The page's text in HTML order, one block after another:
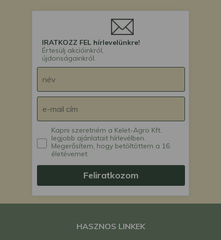
IRATKOZZ FEL hírlevelünkre!
Értesülj akcióinkról,
újdonságainkról.
Kapni szeretném a Kelet-Agro Kft.
legjobb ajánlatait hírlevélben.
Megerősítem, hogy betöltöttem a 16.
életévemet.
Feliratkozom
HASZNOS LINKEK